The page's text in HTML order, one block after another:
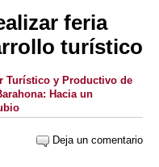
feria
turístico
Turístico y Productivo de
Hacia un
Deja un comentario